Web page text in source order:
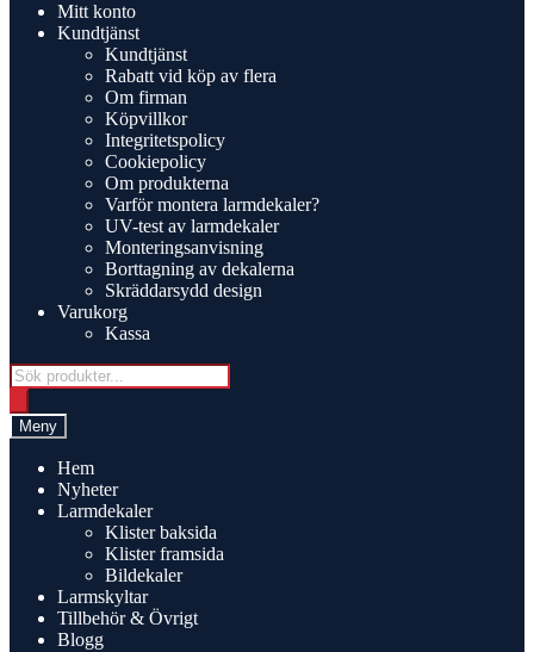
navigering
innehållMitt konto
Kundtjänst
Kundtjänst
Rabatt vid köp av flera
Om firman
Köpvillkor
Integritetspolicy
Cookiepolicy
Om produkterna
Varför montera larmdekaler?
UV-test av larmdekaler
Monteringsanvisning
Borttagning av dekalerna
Skräddarsydd design
Varukorg
Kassa
Products
search
Meny
Hem
Nyheter
Larmdekaler
Klister baksida
Klister framsida
Bildekaler
Larmskyltar
Tillbehör & Övrigt
Blogg